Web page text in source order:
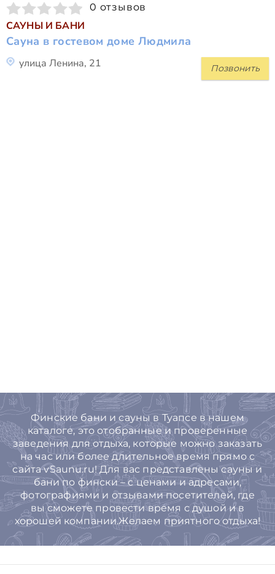
0 отзывов
САУНЫ И БАНИ
Сауна в гостевом доме Людмила
Позвонить
улица Ленина, 21
Финские бани и сауны в Туапсе в нашем
каталоге, это отобранные и проверенные
заведения для отдыха, которые можно заказать
на час или более длительное время прямо с
сайта vSaunu.ru! Для вас представлены сауны и
бани по фински – с ценами и адресами,
фотографиями и отзывами посетителей, где
вы сможете провести время с душой и в
хорошей компании.Желаем приятного отдыха!